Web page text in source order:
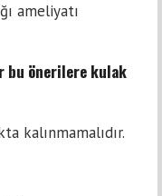
ameliyatı
bu önerilere kulak
kalınmamalıdır.